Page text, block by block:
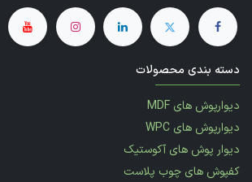
دسته بندی محصولات
دیوارپوش های MDF
دیوارپوش های WPC
دیوار پوش های آکوستیک
کفپوش های چوب پلاست